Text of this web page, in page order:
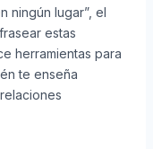
ningún lugar”, el
estas
herramientas para
te enseña